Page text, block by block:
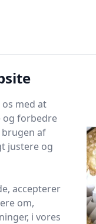
med at
og forbedre
brugen af
justere og
accepterer
om,
i vores